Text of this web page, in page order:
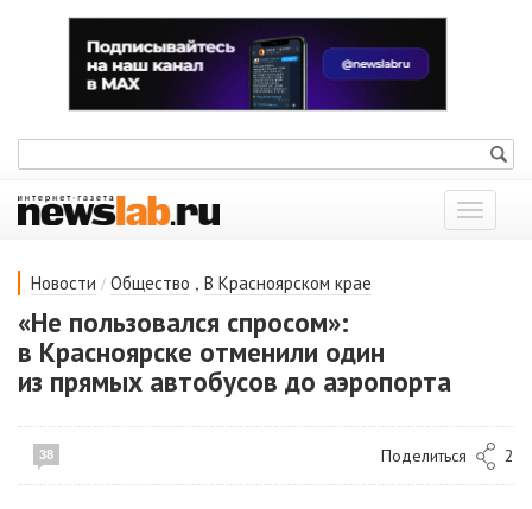
Показать
меню
Новости / Общество , В Красноярском крае
«Не пользовался спросом»:
в Красноярске отменили один
из прямых автобусов до аэропорта
38 Поделиться 2